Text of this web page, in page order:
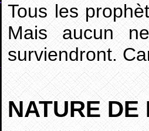
Tous les
Mais aucun
surviendront.
NATURE DE